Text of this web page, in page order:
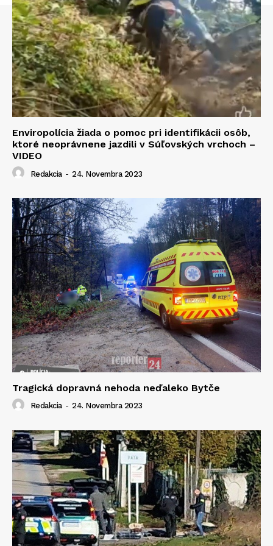
Enviropolícia žiada o pomoc pri identifikácii osôb,
ktoré neoprávnene jazdili v Súľovských vrchoch –
VIDEO
Redakcia - 24. Novembra 2023
Tragická dopravná nehoda neďaleko Bytče
Redakcia - 24. Novembra 2023